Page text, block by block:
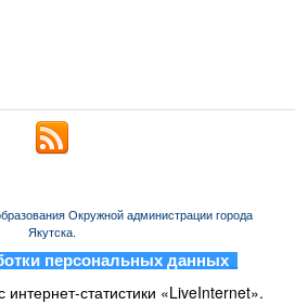
Окружной администрации города
Якутска.
персональных данных
статистики «LiveInternet».